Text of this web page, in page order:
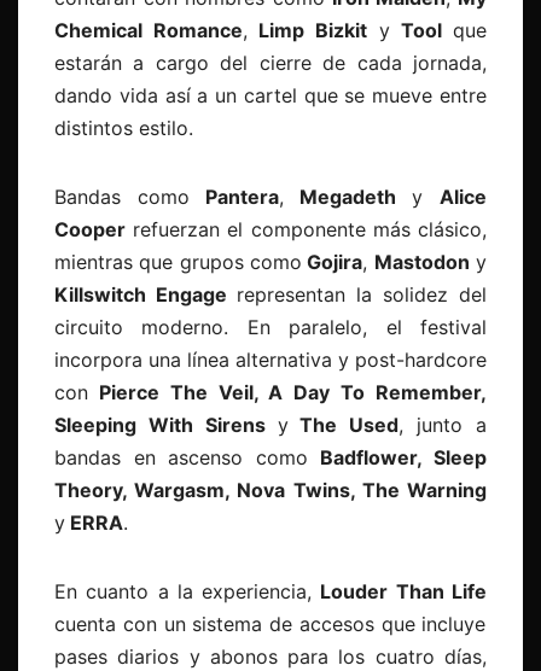
Chemical Romance, Limp Bizkit yToolque
estarán a cargo del cierre de cada jornada,
dando vida así a un cartel que se mueve entre
distintos estilo.
Bandas como Pantera, Megadeth yAlice
Cooper refuerzan el componente más clásico,
mientras que grupos como Gojira, Mastodon y
Killswitch Engage representan la solidez del
circuito moderno. En paralelo, el festival
incorpora una línea alternativa y post-hardcore
con Pierce The Veil, A Day To Remember,
Sleeping With Sirens yThe Used, junto a
bandas en ascenso como Badflower, Sleep
Theory, Wargasm, Nova Twins, The Warning
y ERRA.
En cuanto a la experiencia, Louder Than Life
cuenta con un sistema de accesos que incluye
pases diarios y abonos para los cuatro días,